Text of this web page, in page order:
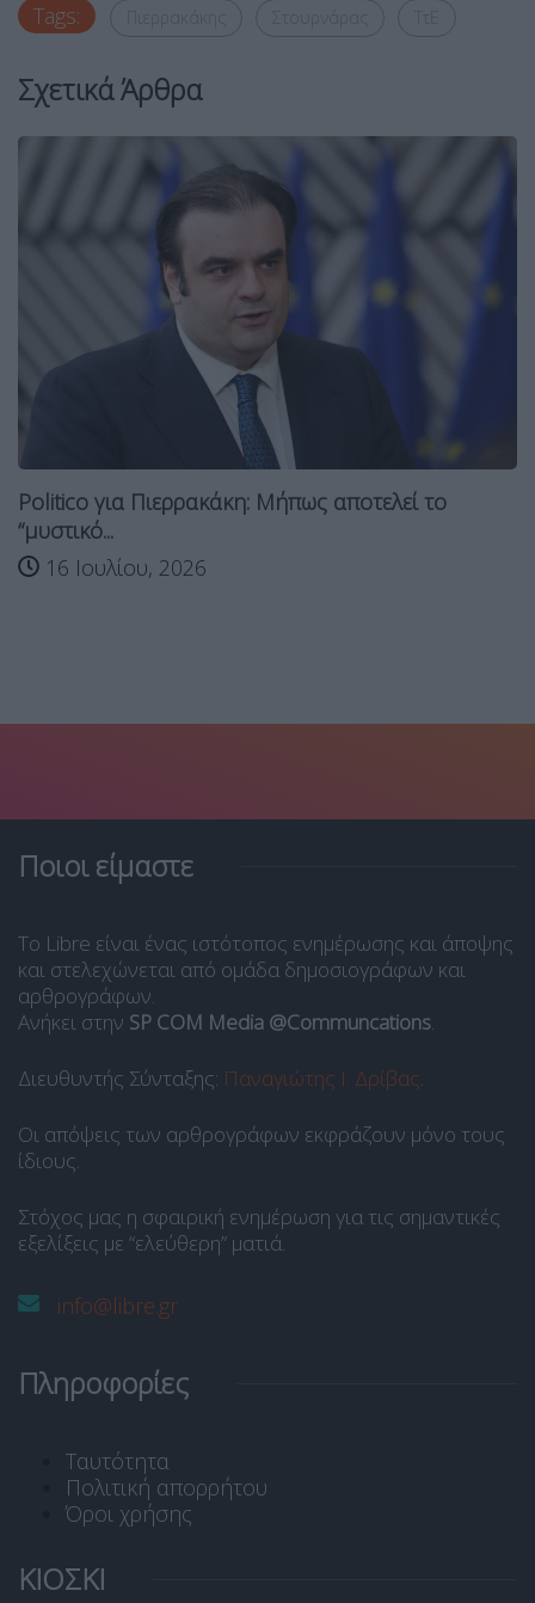
Tags:
Σχετικά Άρθρα
Politico για Πιερρακάκη: Μήπως αποτελεί το
“μυστικό...
16 Ιουλίου, 2026
Ποιοι είμαστε
Το Libre είναι ένας ιστότοπος ενημέρωσης και άποψης
και στελεχώνεται από ομάδα δημοσιογράφων και
αρθρογράφων.
Ανήκει στην SP COM Media @Communcations.
Διευθυντής Σύνταξης: Παναγιώτης Ι. Δρίβας.
Οι απόψεις των αρθρογράφων εκφράζουν μόνο τους
ίδιους.
Στόχος μας η σφαιρική ενημέρωση για τις σημαντικές
εξελίξεις με “ελεύθερη” ματιά.
info@libre.gr
Πληροφορίες
Ταυτότητα
Πολιτική απορρήτου
Όροι χρήσης
ΚΙΟΣΚΙ